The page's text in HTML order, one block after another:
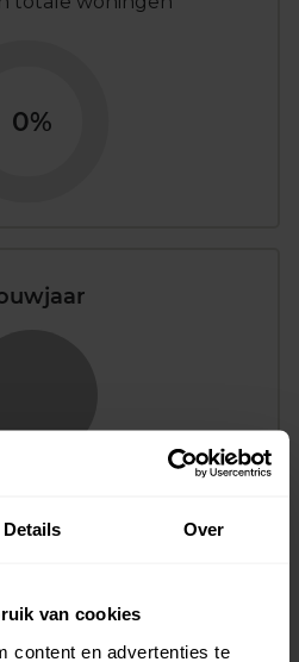
Details Over
van cookies
content en advertenties te
0%